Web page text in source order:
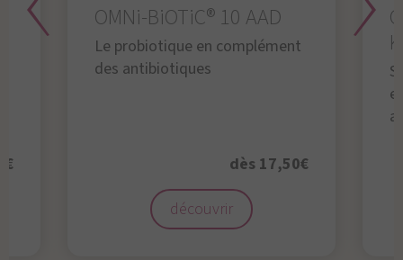
OMNi-BiOTiC® 10 AAD
Le probiotique en complément
des antibiotiques
dès 17,50€
découvrir